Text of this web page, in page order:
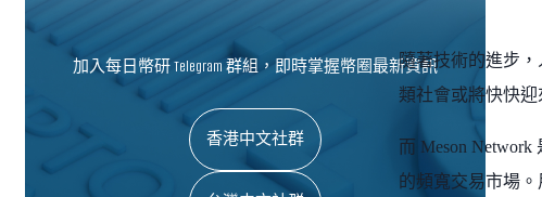
加入每日幣研 Telegram 群組，即時掌握幣圈最新資訊
香港中文社群
隨著技術的進步
類社會或將快快
而 Meson
的頻寬交易市場